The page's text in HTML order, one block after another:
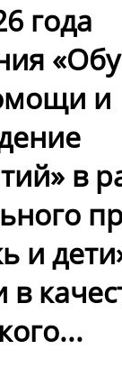
года
и
в
и
в